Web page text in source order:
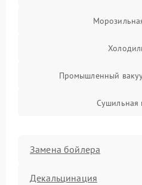
Промышленный
Сушильная
Замена бойлера
Декальцинация